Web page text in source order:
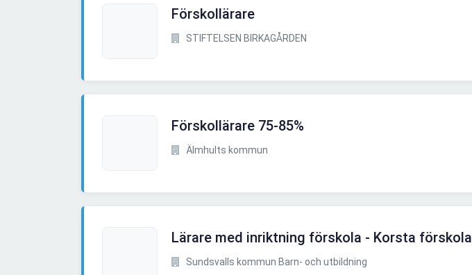
Förskollärare
STIFTELSEN BIRKAGÅRDEN
Förskollärare 75-85%
Älmhults kommun
Lärare med inriktning förskola - Korsta förskola
Sundsvalls kommun Barn- och utbildning